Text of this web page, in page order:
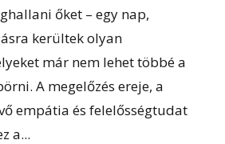
őket – egy nap,
kerültek olyan
már nem lehet többé a
A megelőzés ereje, a
empátia és felelősségtudat
a...